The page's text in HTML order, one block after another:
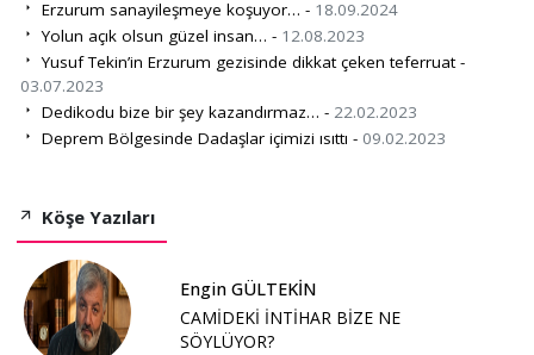
Erzurum sanayileşmeye koşuyor… - 18.09.2024
Yolun açık olsun güzel insan… - 12.08.2023
Yusuf Tekin’in Erzurum gezisinde dikkat çeken teferruat -
03.07.2023
Dedikodu bize bir şey kazandırmaz… - 22.02.2023
Deprem Bölgesinde Dadaşlar içimizi ısıttı - 09.02.2023
Köşe Yazıları
Engin GÜLTEKİN
CAMİDEKİ İNTİHAR BİZE NE
SÖYLÜYOR?